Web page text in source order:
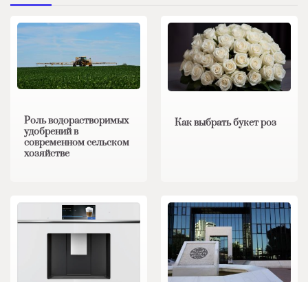
Роль водорастворимых
удобрений в
современном сельском
хозяйстве
Как выбрать букет роз